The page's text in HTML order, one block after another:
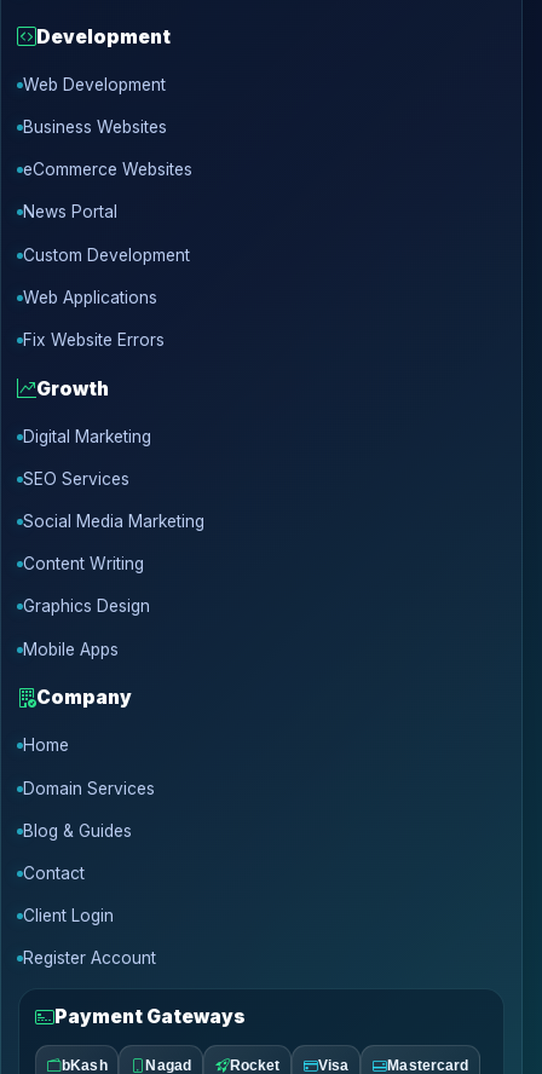
Development
Web Development
Business Websites
eCommerce Websites
News Portal
Custom Development
Web Applications
Fix Website Errors
Growth
Digital Marketing
SEO Services
Social Media Marketing
Content Writing
Graphics Design
Mobile Apps
Company
Home
Domain Services
Blog & Guides
Contact
Client Login
Register Account
Payment Gateways
bKash Nagad Rocket Visa Mastercard